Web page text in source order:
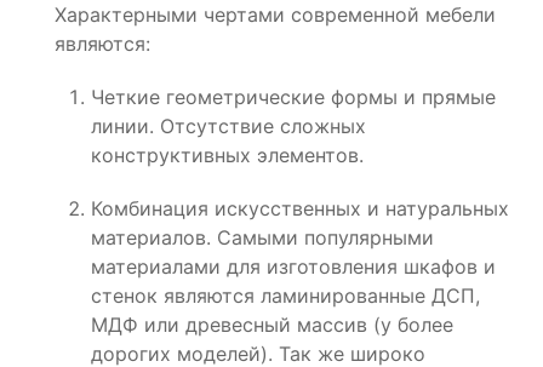
Характерными чертами современной мебели
являются:
Четкие геометрические формы и прямые
линии. Отсутствие сложных
конструктивных элементов.
Комбинация искусственных и натуральных
материалов. Самыми популярными
материалами для изготовления шкафов и
стенок являются ламинированные ДСП,
МДФ или древесный массив (у более
дорогих моделей). Так же широко